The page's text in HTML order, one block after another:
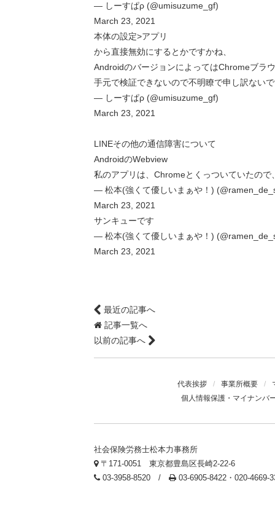
— しーすぱρ (@umisuzume_gf)
March 23, 2021
本体の設定>アプリ
から直接無効にするとかですかね、
AndroidのバージョンによってはChromeブラ
手元で検証できないので不明瞭で申し訳ない
— しーすぱρ (@umisuzume_gf)
March 23, 2021
LINEその他の通信障害について
AndroidのWebview
私のアプリは、Chromeとくっついていたの
— 松本(強くて優しいまぁや！)
March 23, 2021
サンキューです
— 松本(強くて優しいまぁや！)
March 23, 2021
最近の記事へ
記事一覧へ
以前の記事へ
代表挨拶 / 事業所概要 /
個人情報保護・マイナンバ
社会保険労務士松本力事務所
〒171-0051 東京都豊島区長崎2-22-6
03-3958-8520 /
03-6905-8422・020-4669-